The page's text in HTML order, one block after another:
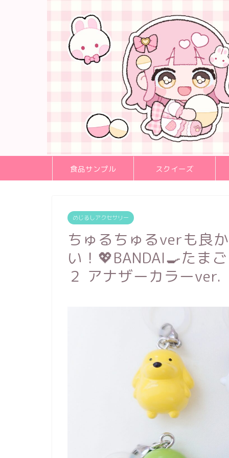
食品サンプル スクイーズ
めじるしアクセサリー
ちゅるちゅるverも良
い！💖BANDAI🍳たま
２ アナザーカラーver.